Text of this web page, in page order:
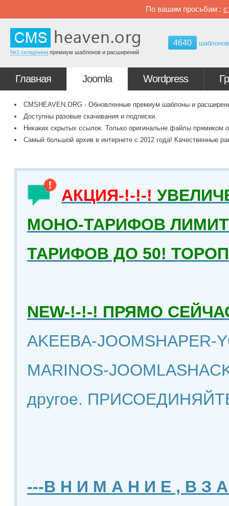
По вашим просьбам : с
№1 складчина премиум шаблонов и расширений
4640 шаблонов
Главная Joomla Wordpress
CMSHEAVEN.ORG - Обновленные премиум шаблоны и
Доступны разовые скачивания и подписки.
Никаких скрытых ссылок. Только оригинальне файлы прямиком
Самый большой архив в интернете с 2012 года! Качественные
АКЦИЯ-!-!-!
МОНО-ТАРИФОВ
ТАРИФОВ ДО 50!
NEW-!-!-! ПРЯМО
AKEEBA-JOOMSHAPER-
MARINOS-
другое.
---В Н И М А Н И Е , В З